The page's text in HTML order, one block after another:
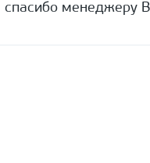
спасибо менеджеру